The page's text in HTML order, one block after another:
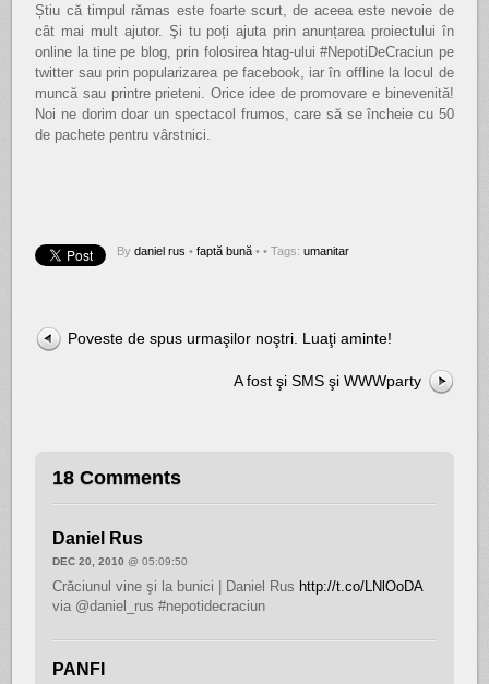
Știu că timpul rămas este foarte scurt, de aceea este nevoie de
cât mai mult ajutor. Şi tu poți ajuta prin anunțarea proiectului în
online la tine pe blog, prin folosirea htag-ului #NepotiDeCraciun pe
twitter sau prin popularizarea pe facebook, iar în offline la locul de
muncă sau printre prieteni. Orice idee de promovare e binevenită!
Noi ne dorim doar un spectacol frumos, care să se încheie cu 50
de pachete pentru vârstnici.
Bydaniel rus • faptă bună • • Tags:umanitar
Poveste de spus urmaşilor noştri. Luaţi aminte!
A fost şi SMS şi WWWparty
18 Comments
Daniel Rus
DEC 20, 2010 @ 05:09:50
Crăciunul vine şi la bunici | Daniel Rus http://t.co/LNlOoDA
via @daniel_rus #nepotidecraciun
PANFI